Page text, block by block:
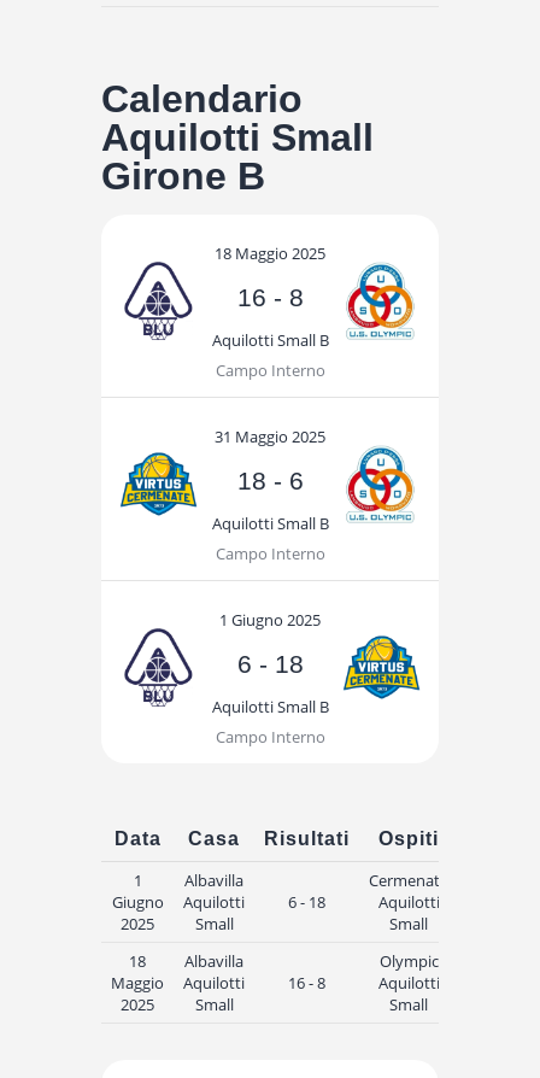
Calendario
Aquilotti Small
Girone B
18 Maggio 2025
16 - 8
Aquilotti Small B
Campo Interno
31 Maggio 2025
18 - 6
Aquilotti Small B
Campo Interno
1 Giugno 2025
6 - 18
Aquilotti Small B
Campo Interno
Data Casa Risultati Ospiti
1
Giugno
2025
Albavilla
Aquilotti
Small
6 - 18
Cermenate
Aquilotti
Small
18
Maggio
2025
Albavilla
Aquilotti
Small
16 - 8
Olympic
Aquilotti
Small